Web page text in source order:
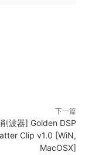
tracks to
of analogue
下一篇
波器] Golden DSP
Clip v1.0 [WiN,
MacOSX]